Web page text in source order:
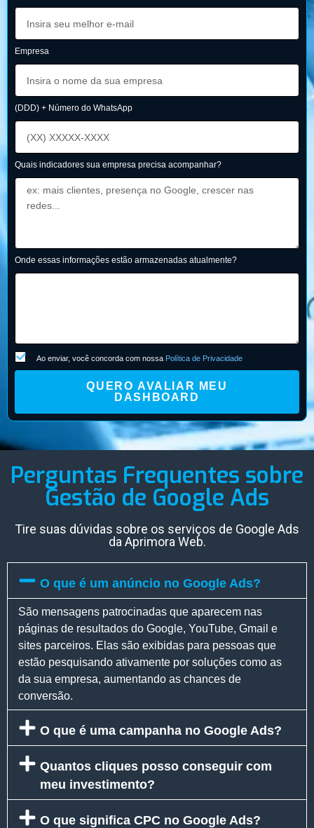
Empresa
(DDD) + Número do WhatsApp
Quais indicadores sua empresa precisa acompanhar?
Onde essas informações estão armazenadas atualmente?
Ao enviar, você concorda com nossa Política de Privacidade
QUERO AVALIAR MEU
DASHBOARD
Perguntas Frequentes sobre
Gestão de Google Ads
Tire suas dúvidas sobre os serviços de Google Ads
da Aprimora Web.
O que é um anúncio no Google Ads?
São mensagens patrocinadas que aparecem nas
páginas de resultados do Google, YouTube, Gmail e
sites parceiros. Elas são exibidas para pessoas que
estão pesquisando ativamente por soluções como as
da sua empresa, aumentando as chances de
conversão.
O que é uma campanha no Google Ads?
Quantos cliques posso conseguir com
meu investimento?
O que significa CPC no Google Ads?